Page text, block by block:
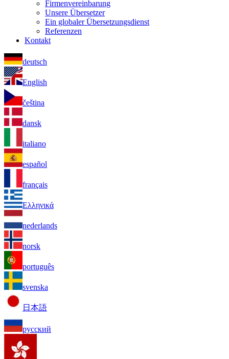
Firmenvereinbarung
Unsere Übersetzer
Ein globaler Übersetzungsdienst
Referenzen
Kontakt
deutsch
English
čeština
dansk
italiano
español
français
Ελληνικά
nederlands
norsk
português
svenska
日本語
русский